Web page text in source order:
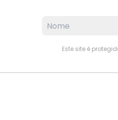
Este site é